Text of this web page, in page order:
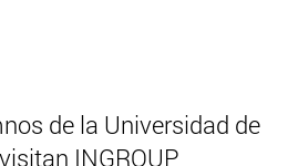
de la Universidad de
INGROUP